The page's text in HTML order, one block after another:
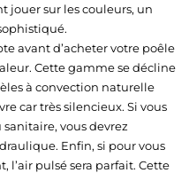
jouer sur les couleurs, un
avant d’acheter votre poêle
Cette gamme se décline
à convection naturelle
car très silencieux. Si vous
sanitaire, vous devrez
Enfin, si pour vous
l’air pulsé sera parfait. Cette